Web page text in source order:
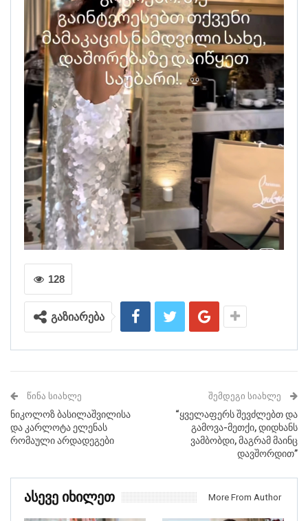
128
გაზიარება
ᲬᲘᲜᲐ ᲡᲘᲐᲮᲚᲔ
ნიკოლოზ ბასილაშვილისა
და კარლოტა ელენას
რომაული არდადეგები
ᲨᲔᲛᲓᲔᲒᲘ ᲡᲘᲐᲮᲚᲔ
“ყველაფერს შევძლებთ და
გამოვა-მეთქი, დიდხანს
ვამბობდი, მაგრამ მაინც
დავშორდით”
Ასევე Იხილეთ More From Author